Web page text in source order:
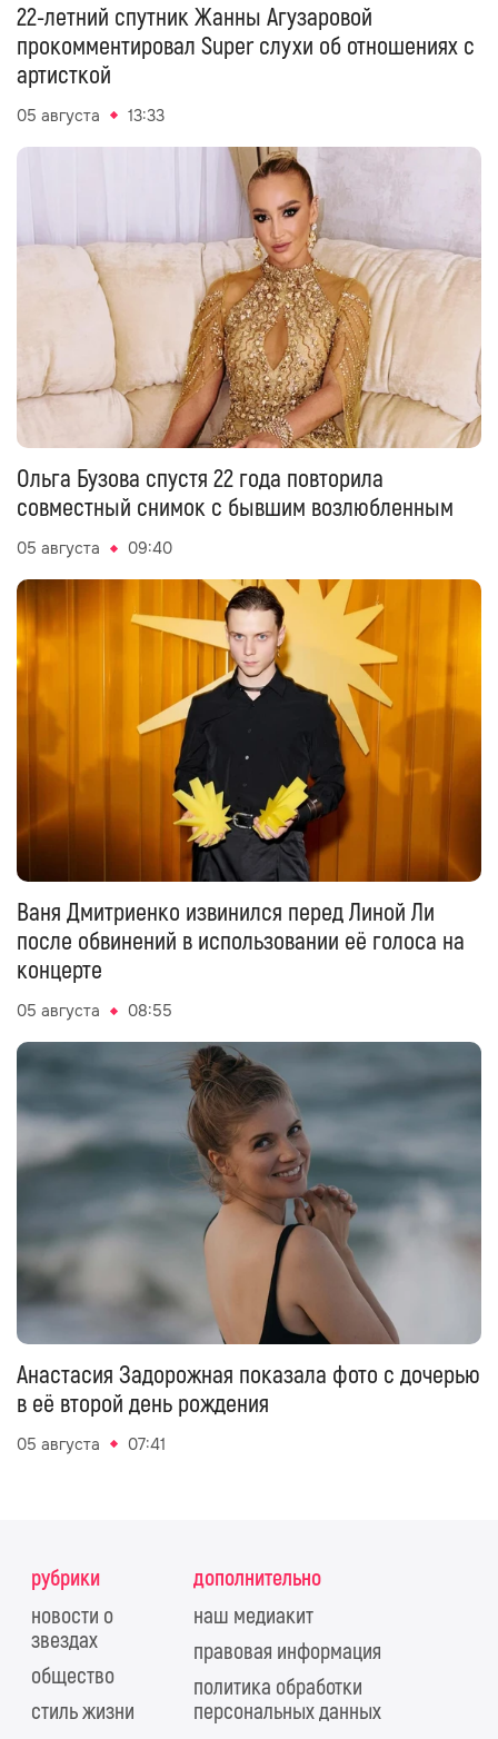
22-летний спутник Жанны Агузаровой
прокомментировал Super слухи об отношениях с
артисткой
05 августа 13:33
Ольга Бузова спустя 22 года повторила
совместный снимок с бывшим возлюбленным
05 августа 09:40
Ваня Дмитриенко извинился перед Линой Ли
после обвинений в использовании её голоса на
концерте
05 августа 08:55
Анастасия Задорожная показала фото с дочерью
в её второй день рождения
05 августа 07:41
рубрики
новости о
звездах
общество
стиль жизни
дополнительно
наш медиакит
правовая информация
политика обработки
персональных данных